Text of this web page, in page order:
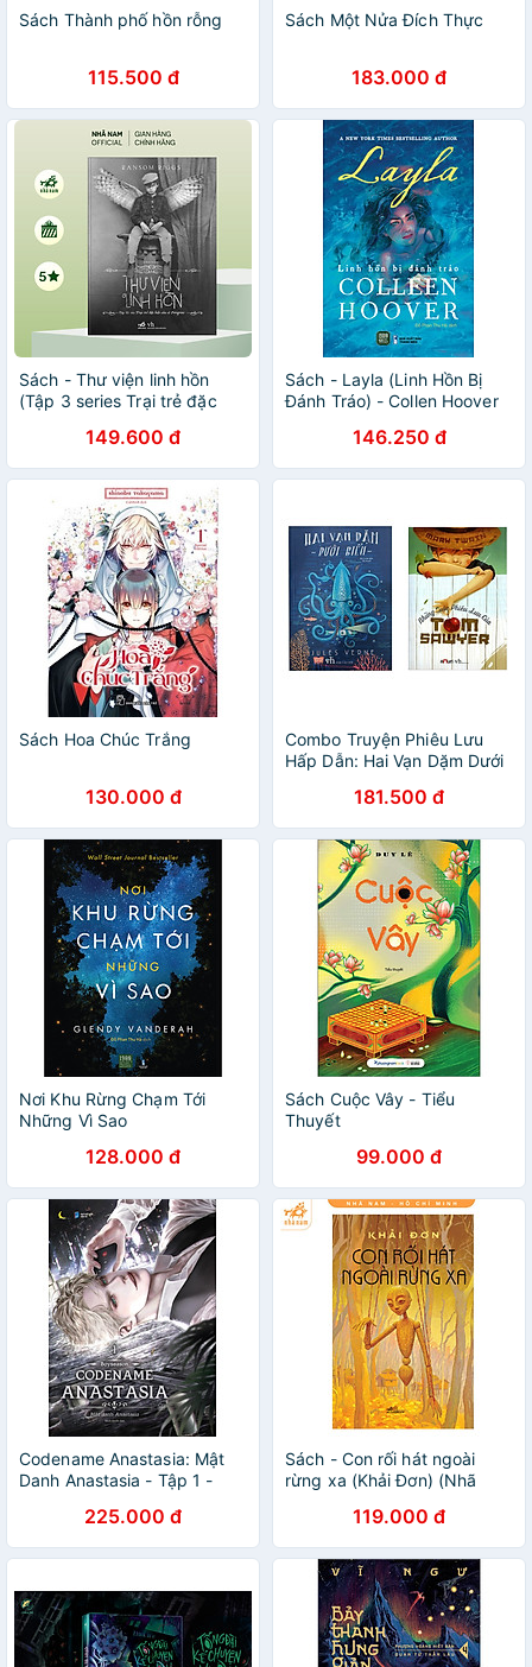
Sách Thành phố hồn rỗng
115.500 đ
Sách Một Nửa Đích Thực
183.000 đ
Sách - Thư viện linh hồn
(Tập 3 series Trại trẻ đặc
Nam Official149.600 đ
Sách - Layla (Linh Hồn Bị
Đánh Tráo) - Collen Hoover
146.250 đ
Sách Hoa Chúc Trắng
130.000 đ
Combo Truyện Phiêu Lưu
Hấp Dẫn: Hai Vạn Dặm Dưới
Lưu Của Tom Sawyer
(Truyện Hiện Đại Bán Chạy)
181.500 đ
Nơi Khu Rừng Chạm Tới
Những Vì Sao
128.000 đ
Sách Cuộc Vây - Tiểu
Thuyết
99.000 đ
Codename Anastasia: Mật
Danh Anastasia - Tập 1 -
225.000 đ
Sách - Con rối hát ngoài
rừng xa (Khải Đơn) (Nhã
119.000 đ